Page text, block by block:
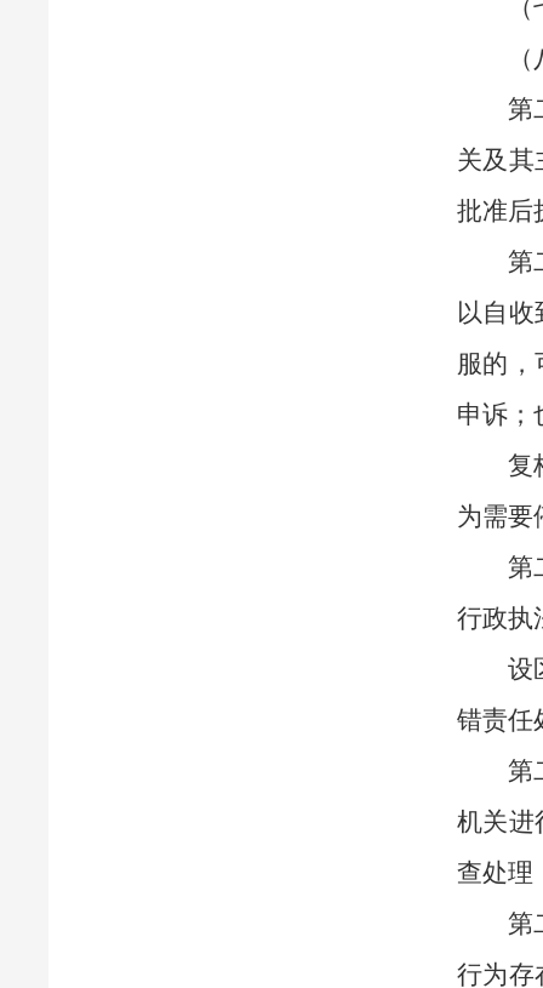
第
关及其
批准后
第
以自
服的
申诉；
复
为需要
第
行政执
设
错责任
第
机关进
查处理
第
行为存